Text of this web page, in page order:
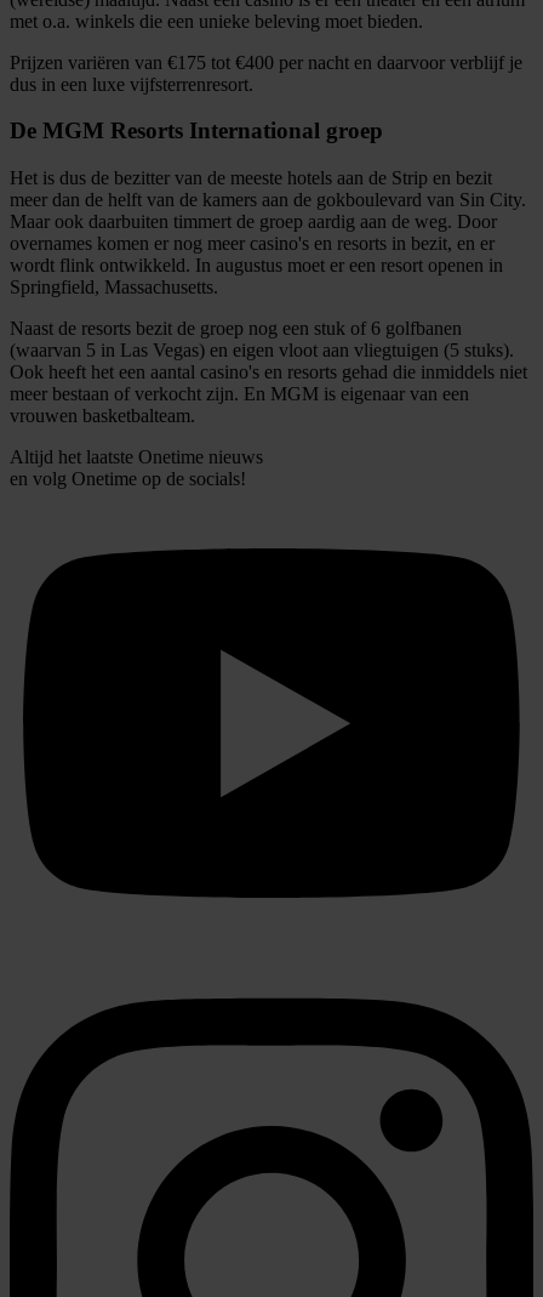
met o.a. winkels die een unieke beleving moet bieden.
Prijzen variëren van €175 tot €400 per nacht en daarvoor verblijf je
dus in een luxe vijfsterrenresort.
De MGM Resorts International groep
Het is dus de bezitter van de meeste hotels aan de Strip en bezit
meer dan de helft van de kamers aan de gokboulevard van Sin City.
Maar ook daarbuiten timmert de groep aardig aan de weg. Door
overnames komen er nog meer casino's en resorts in bezit, en er
wordt flink ontwikkeld. In augustus moet er een resort openen in
Springfield, Massachusetts.
Naast de resorts bezit de groep nog een stuk of 6 golfbanen
(waarvan 5 in Las Vegas) en eigen vloot aan vliegtuigen (5 stuks).
Ook heeft het een aantal casino's en resorts gehad die inmiddels niet
meer bestaan of verkocht zijn. En MGM is eigenaar van een
vrouwen basketbalteam.
Altijd het laatste Onetime nieuws
en volg Onetime op de socials!